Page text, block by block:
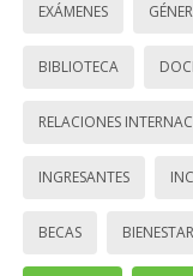
EXÁMENES
BIBLIOTECA
RELACIONES
INGRESANTES
BECAS